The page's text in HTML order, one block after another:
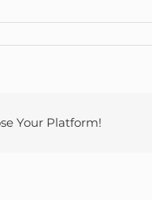
Your Platform!